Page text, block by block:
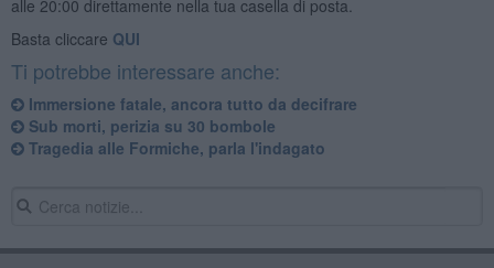
alle 20:00 direttamente nella tua casella di posta.
Basta cliccare QUI
Ti potrebbe interessare anche:
Immersione fatale, ancora tutto da decifrare
Sub morti, perizia su 30 bombole
Tragedia alle Formiche, parla l'indagato